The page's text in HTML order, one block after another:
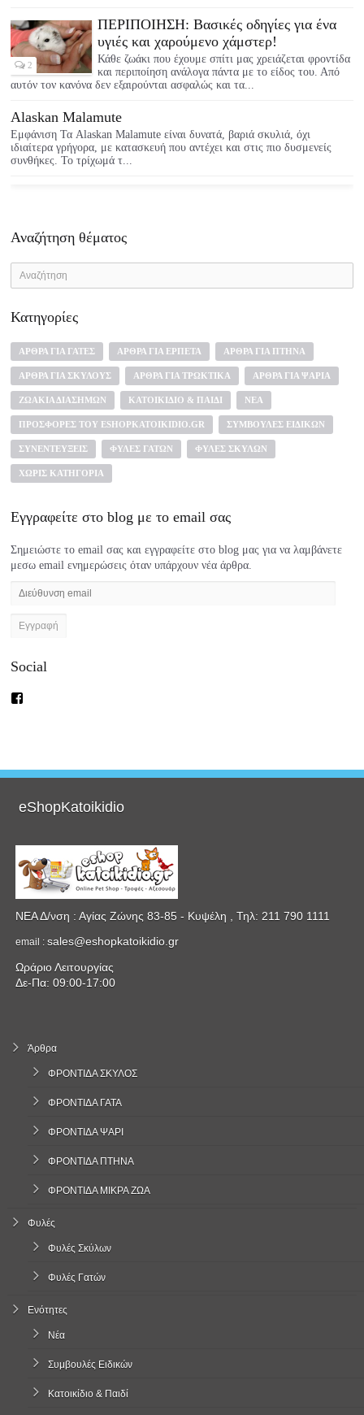
2
ΠΕΡΙΠΟΙΗΣΗ: Βασικές οδηγίες για ένα
υγιές και χαρούμενο χάμστερ!
Κάθε ζωάκι που έχουμε σπίτι μας χρειάζεται φροντίδα
και περιποίηση ανάλογα πάντα με το είδος του. Από
αυτόν τον κανόνα δεν εξαιρούνται ασφαλώς και τα...
Alaskan Malamute
Εμφάνιση Τα Alaskan Malamute είναι δυνατά, βαριά σκυλιά, όχι
ιδιαίτερα γρήγορα, με κατασκευή που αντέχει και στις πιο δυσμενείς
συνθήκες. Το τρίχωμά τ...
Αναζήτηση θέματος
Κατηγορίες
ΆΡΘΡΑ ΓΙΑ ΓΆΤΕΣ ΆΡΘΡΑ ΓΙΑ ΕΡΠΕΤΆ ΆΡΘΡΑ ΓΙΑ ΠΤΗΝΆ
ΆΡΘΡΑ ΓΙΑ ΣΚΎΛΟΥΣ ΆΡΘΡΑ ΓΙΑ ΤΡΩΚΤΙΚΆ ΆΡΘΡΑ ΓΙΑ ΨΆΡΙΑ
ΖΩΆΚΙΑ ΔΙΑΣΉΜΩΝ ΚΑΤΟΙΚΊΔΙΟ & ΠΑΙΔΊ ΝΈΑ
ΠΡΟΣΦΟΡΈΣ ΤΟΥ ESHOPKATOIKIDIO.GR ΣΥΜΒΟΥΛΈΣ ΕΙΔΙΚΏΝ
ΣΥΝΕΝΤΕΎΞΕΙΣ ΦΥΛΈΣ ΓΑΤΏΝ ΦΥΛΈΣ ΣΚΎΛΩΝ
ΧΩΡΊΣ ΚΑΤΗΓΟΡΊΑ
Εγγραφείτε στο blog με το email σας
Σημειώστε το email σας και εγγραφείτε στο blog μας για να λαμβάνετε
μεσω email ενημερώσεις όταν υπάρχουν νέα άρθρα.
Διεύθυνση
Social
eShopKatoikidio
ΝΕΑ Δ/νση : Αγίας Ζώνης 83-85 - Κυψέλη , Τηλ: 211 790 1111
email : sales@eshopkatoikidio.gr
Ωράριο Λειτουργίας
Δε-Πα: 09:00-17:00
Άρθρα
ΦΡΟΝΤΙΔΑ ΣΚΥΛΟΣ
ΦΡΟΝΤΙΔΑ ΓΑΤΑ
ΦΡΟΝΤΙΔΑ ΨΑΡΙ
ΦΡΟΝΤΙΔΑ ΠΤΗΝΑ
ΦΡΟΝΤΙΔΑ ΜΙΚΡΑ ΖΩΑ
Φυλές
Φυλές Σκύλων
Φυλές Γατών
Ενότητες
Νέα
Συμβουλές Ειδικών
Κατοικίδιο & Παιδί